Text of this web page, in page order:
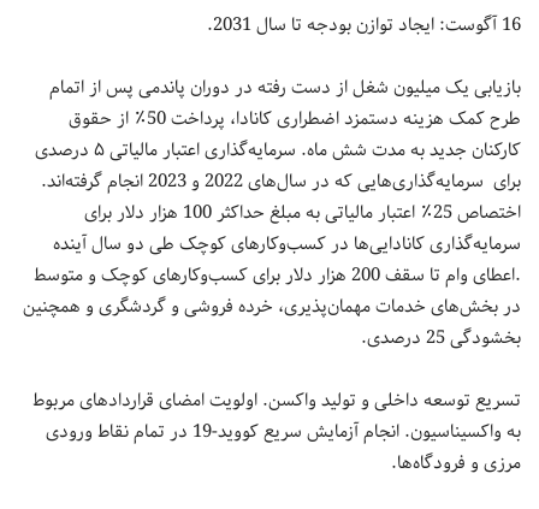
16 آگوست: ایجاد توازن بودجه تا سال 2031.
بازیابی یک میلیون شغل از دست رفته در دوران پاندمی پس از اتمام
طرح کمک هزینه دستمزد اضطراری کانادا، پرداخت 50٪ از حقوق
کارکنان جدید به مدت شش ماه. سرمایه‌گذاری اعتبار مالیاتی ۵ درصدی
برای سرمایه‌گذاری‌هایی که در سال‌های 2022 و 2023 انجام گرفته‌اند.
اختصاص 25٪ اعتبار مالیاتی به مبلغ حداکثر 100 هزار دلار برای
سرمایه‌گذاری کانادایی‌ها در کسب‌وکارهای کوچک طی دو سال آینده
.اعطای وام تا سقف 200 هزار دلار برای کسب‌وکارهای کوچک و متوسط
در بخش‌های خدمات مهمان‌پذیری، خرده فروشی و گردشگری و همچنین
بخشودگی 25 درصدی.
تسریع توسعه داخلی و تولید واکسن. اولویت امضای قراردادهای مربوط
به واکسیناسیون. انجام آزمایش سریع کووید-19 در تمام نقاط ورودی
مرزی و فرودگاه‌ها.